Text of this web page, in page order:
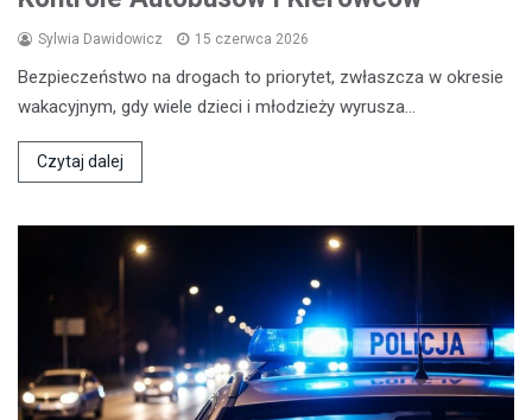
Sylwia Dawidowicz 15 czerwca 2026
Bezpieczeństwo na drogach to priorytet, zwłaszcza w okresie
wakacyjnym, gdy wiele dzieci i młodzieży wyrusza…
Czytaj dalej